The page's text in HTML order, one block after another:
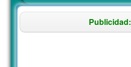
Publicidad: